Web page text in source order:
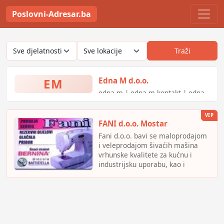
Poslovni-Adresar.ba
Traži
EM Edna M d.o.o.
edna m | edna m kontakt | edna
telefona | edna em nemila | edna
m katalog | edna m nemila
katalog | salon namjestaja edna
m nemila
VIP
FANI d.o.o. Mostar
Fani d.o.o. bavi se maloprodajom
i veleprodajom šivaćih mašina
vrhunske kvalitete za kućnu i
industrijsku uporabu, kao i